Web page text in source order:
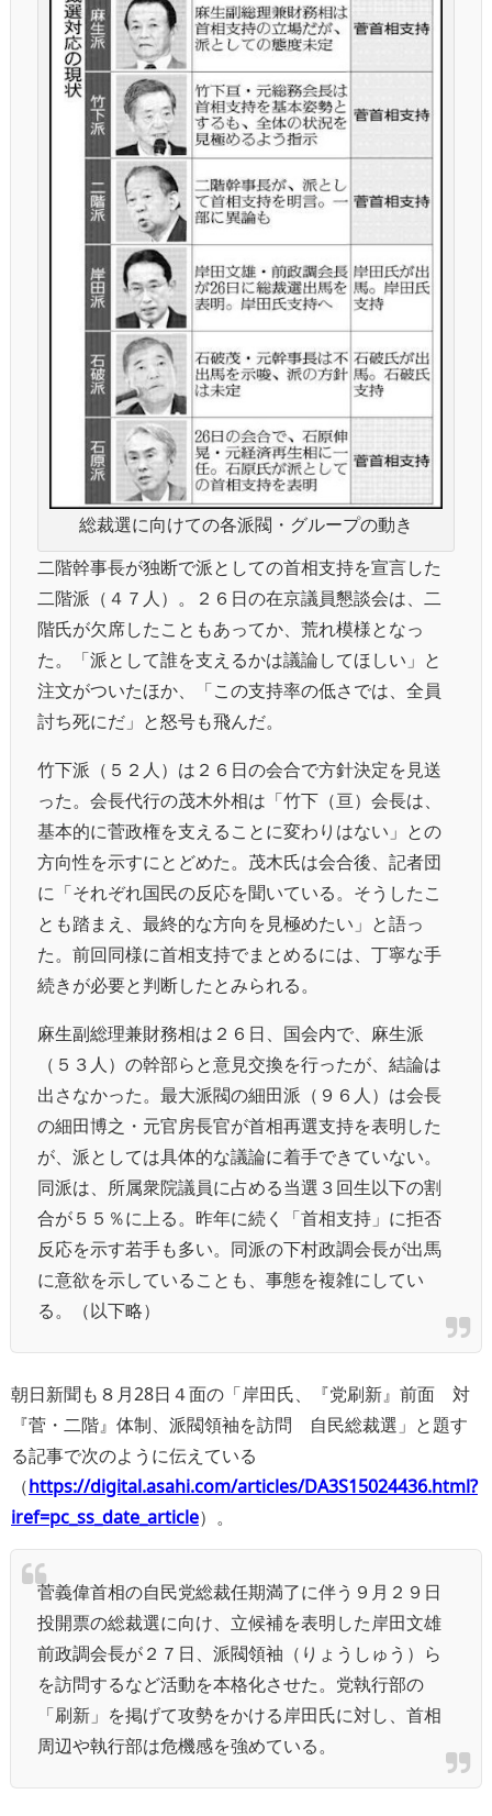
総裁選に向けての各派閥・グループの動き
二階幹事長が独断で派としての首相支持を宣言した
二階派（４７人）。２６日の在京議員懇談会は、二
階氏が欠席したこともあってか、荒れ模様となっ
た。「派として誰を支えるかは議論してほしい」と
注文がついたほか、「この支持率の低さでは、全員
討ち死にだ」と怒号も飛んだ。
竹下派（５２人）は２６日の会合で方針決定を見送
った。会長代行の茂木外相は「竹下（亘）会長は、
基本的に菅政権を支えることに変わりはない」との
方向性を示すにとどめた。茂木氏は会合後、記者団
に「それぞれ国民の反応を聞いている。そうしたこ
とも踏まえ、最終的な方向を見極めたい」と語っ
た。前回同様に首相支持でまとめるには、丁寧な手
続きが必要と判断したとみられる。
麻生副総理兼財務相は２６日、国会内で、麻生派
（５３人）の幹部らと意見交換を行ったが、結論は
出さなかった。最大派閥の細田派（９６人）は会長
の細田博之・元官房長官が首相再選支持を表明した
が、派としては具体的な議論に着手できていない。
同派は、所属衆院議員に占める当選３回生以下の割
合が５５％に上る。昨年に続く「首相支持」に拒否
反応を示す若手も多い。同派の下村政調会長が出馬
に意欲を示していることも、事態を複雑にしてい
る。（以下略）
朝日新聞も８月28日４面の「岸田氏、『党刷新』前面 対
『菅・二階』体制、派閥領袖を訪問 自民総裁選」と題す
る記事で次のように伝えている
（https://digital.asahi.com/articles/DA3S15024436.html?
iref=pc_ss_date_article）。
菅義偉首相の自民党総裁任期満了に伴う９月２９日
投開票の総裁選に向け、立候補を表明した岸田文雄
前政調会長が２７日、派閥領袖（りょうしゅう）ら
を訪問するなど活動を本格化させた。党執行部の
「刷新」を掲げて攻勢をかける岸田氏に対し、首相
周辺や執行部は危機感を強めている。